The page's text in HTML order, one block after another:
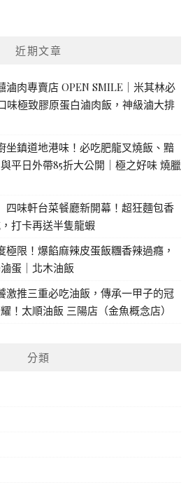
近期文章
滷肉專賣店 OPEN SMILE｜米其林必
味極致膠原蛋白滷肉飯，神級滷大排
坐鎮道地港味！必吃肥龍叉燒飯、黯
平日外帶85折大公開｜極之好味 燒臘
四味軒台菜餐廳新開幕！超狂麵包香
打卡再送半隻龍蝦
極限！爆餡麻辣皮蛋飯糰香辣過癮，
蛋｜北木油飯
激推三重必吃油飯，傳承一甲子的冠
！太順油飯 三陽店（金魚概念店）
分類